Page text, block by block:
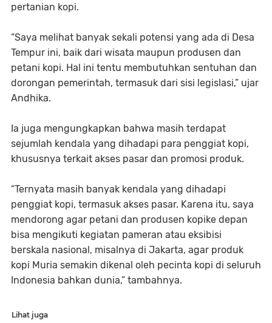
pertanian kopi.
“Saya melihat banyak sekali potensi yang ada di Desa
Tempur ini, baik dari wisata maupun produsen dan
petani kopi. Hal ini tentu membutuhkan sentuhan dan
dorongan pemerintah, termasuk dari sisi legislasi,” ujar
Andhika.
Ia juga mengungkapkan bahwa masih terdapat
sejumlah kendala yang dihadapi para penggiat kopi,
khususnya terkait akses pasar dan promosi produk.
“Ternyata masih banyak kendala yang dihadapi
penggiat kopi, termasuk akses pasar. Karena itu, saya
mendorong agar petani dan produsen kopike depan
bisa mengikuti kegiatan pameran atau eksibisi
berskala nasional, misalnya di Jakarta, agar produk
kopi Muria semakin dikenal oleh pecinta kopi di seluruh
Indonesia bahkan dunia,” tambahnya.
Lihat juga